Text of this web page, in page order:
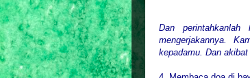
Dan
mengerjakannya.
kepadamu. Dan